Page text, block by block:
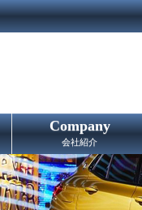
Company
会社紹介